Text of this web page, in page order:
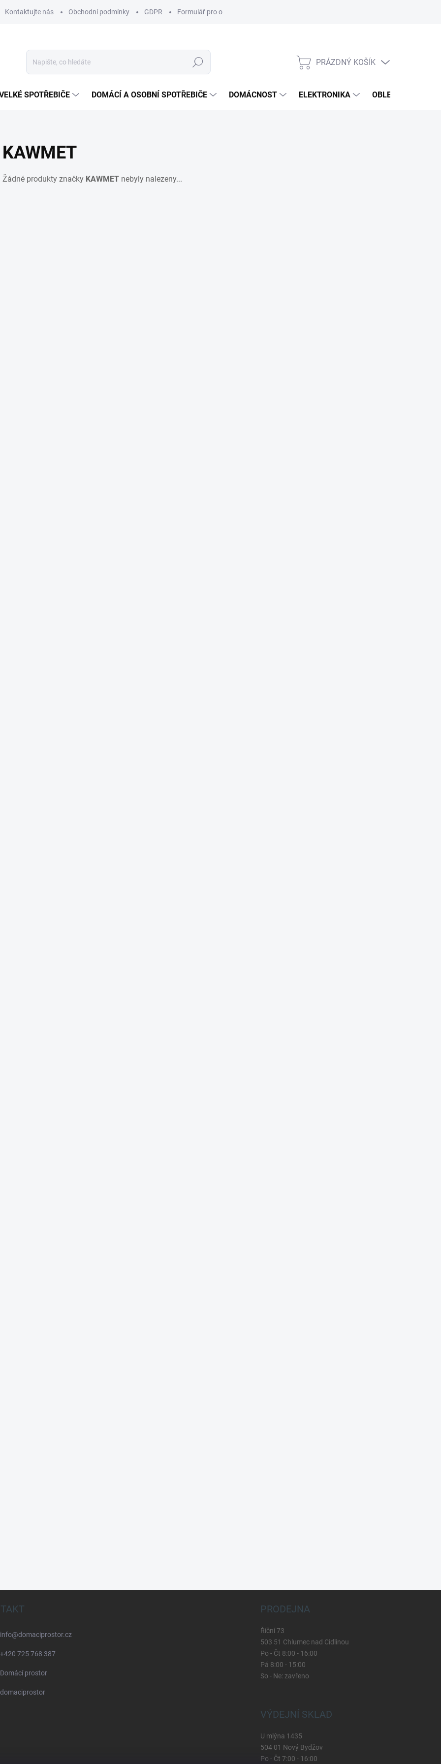
Kontaktujte nás Obchodní podmínky GDPR Formulář pro odstoupení od smlouvy
Hledat
NÁKUPNÍ
PRÁZDNÝ KOŠÍK
SPOTŘEBIČE DOMÁCÍ A OSOBNÍ SPOTŘEBIČE DOMÁCNOST ELEKTRONIKA OBLEČENÍ, OBUV
KAWMET
Žádné produkty značky KAWMET nebyly nalezeny...
info@domaciprostor.cz
+420 725 768 387
Domácí prostor
domaciprostor
PRODEJNA
Říční 73
503 51 Chlumec nad Cidlinou
Po - Čt 8:00 - 16:00
Pá 8:00 - 15:00
So - Ne: zavřeno
VÝDEJNÍ SKLAD
U mlýna 1435
504 01 Nový Bydžov
Po - Čt 7:00 - 16:00